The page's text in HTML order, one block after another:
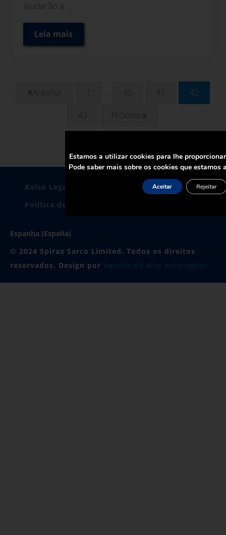
ajudarão a ...
Leia maisComo justificar o investimento em
Anterior 1 Páginas provisórias omitidas
Página
40 41 Página
42
Página
43 Próximo
Aviso Legal
Política de Privacidade
Política de cookies
Espanha (España)
© 2024 Spirax Sarco Limited. Todos os direitos
reservados. Design por
Estamos a utilizar cookies para lhe
Pode saber mais sobre os cookies que
Aceitar Rejeitar